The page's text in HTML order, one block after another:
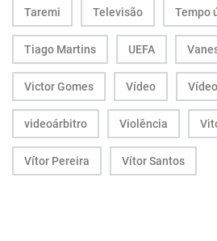
Taremi Televisão Tempo
Tiago Martins UEFA
Victor Gomes Vídeo
videoárbitro Violência
Vítor Pereira Vítor Santos